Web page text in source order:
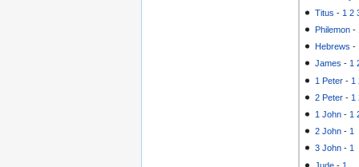
Titus - 1 2
Philemon -
Hebrews -
James - 1
1 Peter - 1
2 Peter - 1
1 John - 1
2 John - 1
3 John - 1
Jude - 1